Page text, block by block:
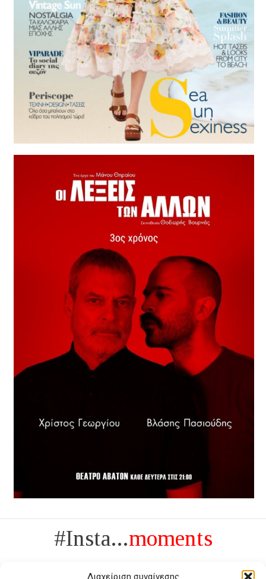
Διαχείριση συναίνεσης
#Insta...moments